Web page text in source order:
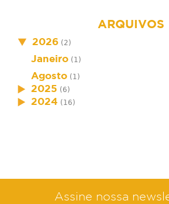
ARQUIVOS
2026 (2)
Janeiro (1)
Agosto (1)
2025 (6)
2024 (16)
Assine nossa